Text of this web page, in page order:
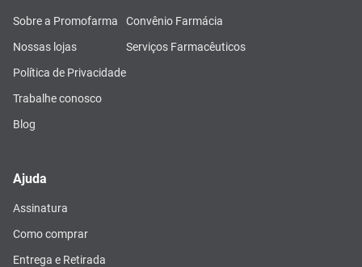
Sobre a Promofarma
Nossas lojas
Política de Privacidade
Trabalhe conosco
Blog
Convênio Farmácia
Serviços Farmacêuticos
Ajuda
Assinatura
Como comprar
Entrega e Retirada